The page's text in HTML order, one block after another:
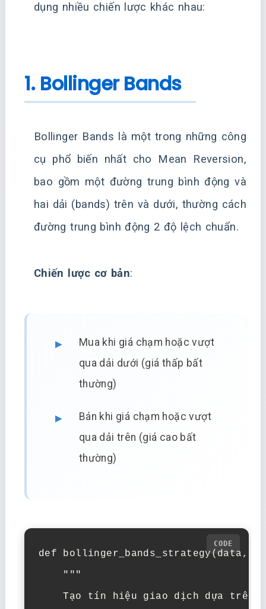
dụng nhiều chiến lược khác nhau:
1. Bollinger Bands
Bollinger Bands là một trong những công
cụ phổ biến nhất cho Mean Reversion,
bao gồm một đường trung bình động và
hai dải (bands) trên và dưới, thường cách
đường trung bình động 2 độ lệch chuẩn.
Chiến lược cơ bản:
Mua khi giá chạm hoặc vượt
qua dải dưới (giá thấp bất
thường)
Bán khi giá chạm hoặc vượt
qua dải trên (giá cao bất
thường)
def bollinger_bands_strategy(data,
    """
Tạo tín hiệu giao dịch dựa trên